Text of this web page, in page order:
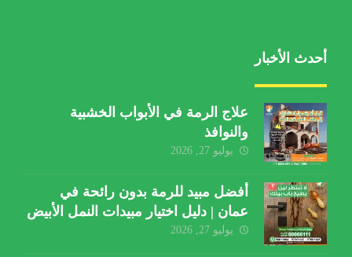
أحدث الأخبار
علاج الرمة في الأبواب الخشبية
والنوافذ
يوليو 27, 2026
أفضل مبيد للرمة بدون رائحة في
عمان | دليل اختيار مبيدات النمل الأبيض
يوليو 27, 2026